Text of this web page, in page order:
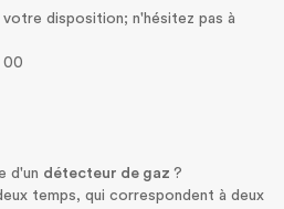
disposition; n'hésitez pas à
00
d'un détecteur de gaz ?
temps, qui correspondent à deux